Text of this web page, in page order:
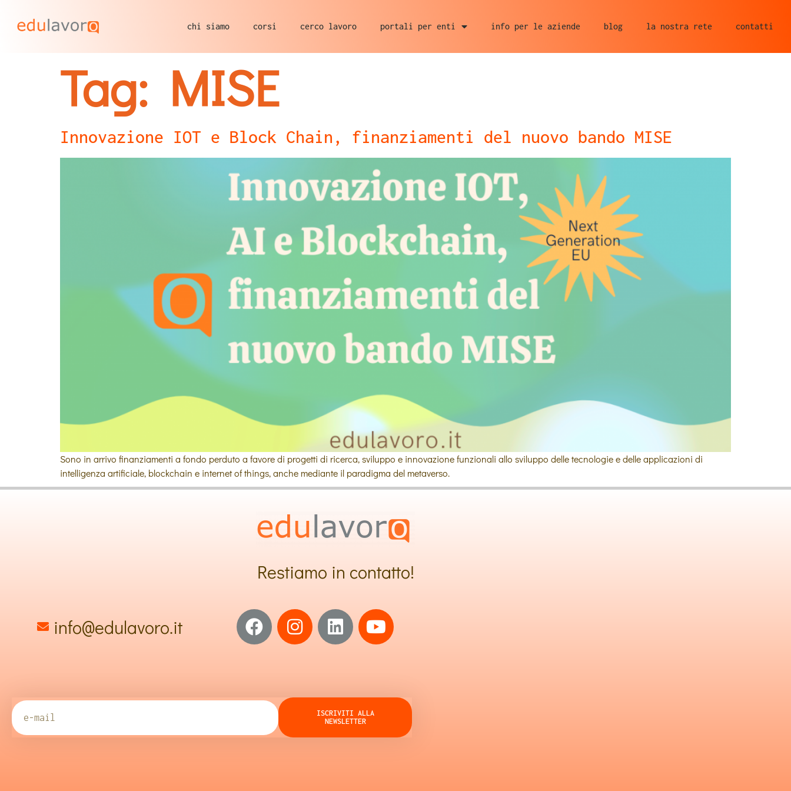
chi siamo corsi cerco lavoro portali per enti info per le aziende blog la nostra rete contatti
Tag: MISE
Innovazione IOT e Block Chain, finanziamenti del nuovo bando MISE
Sono in arrivo finanziamenti a fondo perduto a favore di progetti di ricerca, sviluppo e innovazione funzionali allo sviluppo delle tecnologie e delle applicazioni di
intelligenza artificiale, blockchain e internet of things, anche mediante il paradigma del metaverso.
Restiamo in contatto!
info@edulavoro.it
ISCRIVITI ALLA
NEWSLETTER